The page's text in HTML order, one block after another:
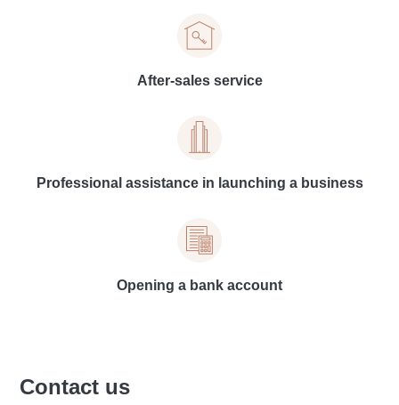
After-sales service
Professional assistance in launching a business
Opening a bank account
Contact us